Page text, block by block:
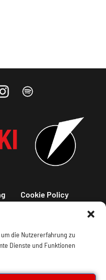
die Nutzererfahrung zu
Dienste und Funktionen
Cookie Policy